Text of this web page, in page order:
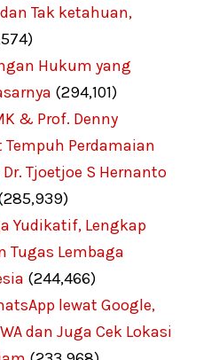
Tak ketahuan,
Hukum yang
(294,101)
& Prof. Denny
Perdamaian
Tjoetjoe S Hernanto
Yudikatif, Lengkap
Tugas Lembaga
(244,466)
lewat Google,
dan Juga Cek Lokasi